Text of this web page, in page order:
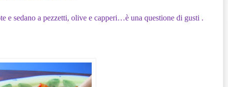
e sedano a pezzetti, olive e capperi…è una questione di gusti .